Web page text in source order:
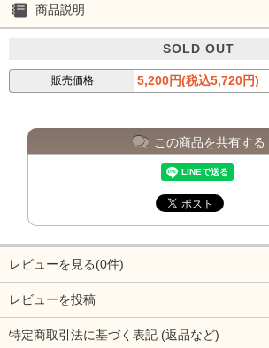
商品説明
SOLD OUT
販売価格 5,200円(税込5,720円)
この商品を共有する
レビューを見る(0件)
レビューを投稿
特定商取引法に基づく表記 (返品など)